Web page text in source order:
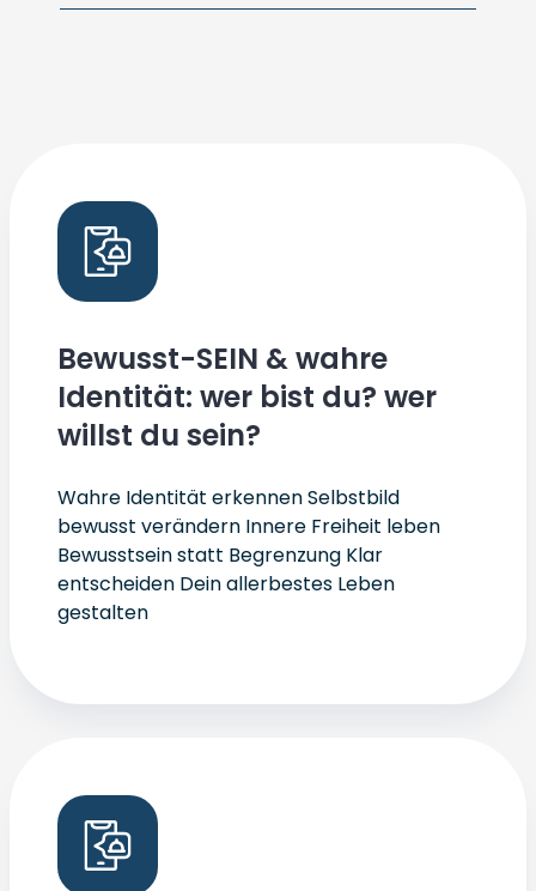
Bewusst-SEIN & wahre
Identität: wer bist du? wer
willst du sein?
Wahre Identität erkennen Selbstbild
bewusst verändern Innere Freiheit leben
Bewusstsein statt Begrenzung Klar
entscheiden Dein allerbestes Leben
gestalten